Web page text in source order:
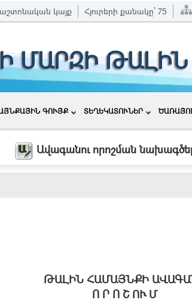
կայք Հյուրերի քանակը՝ 75
ՄԱՐԶԻ
ԳՈՒՅՔ ՏԵՂԵԿԱՏՈՒՆԵՐ
Ավագանու որոշման
ԹԱԼԻՆ ՀԱՄԱՅՆՔԻ
Ո Ր Ո Շ ՈՒ Մ